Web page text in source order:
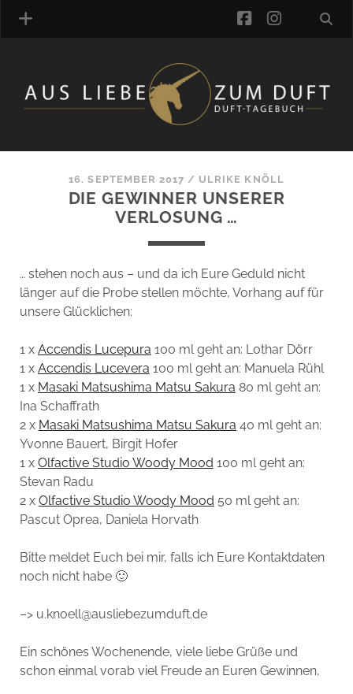
MANUFAKTUREN
DUFTNOTEN
KOMMENTARE
LINK-SAMMLUNG
ARTIKEL-ARCHIV
DAS ALZD-TEAM
facebook
16. SEPTEMBER 2017 / ULRIKE KNÖLL
DIE GEWINNER UNSERER
VERLOSUNG …
… stehen noch aus – und da ich Eure Geduld nicht
länger auf die Probe stellen möchte, Vorhang auf für
unsere Glücklichen:
1 x Accendis Lucepura 100 ml geht an: Lothar Dörr
1 x Accendis Lucevera 100 ml geht an: Manuela Rühl
1 x Masaki Matsushima Matsu Sakura 80 ml geht an:
Ina Schaffrath
2 x Masaki Matsushima Matsu Sakura 40 ml geht an:
Yvonne Bauert, Birgit Hofer
1 x Olfactive Studio Woody Mood 100 ml geht an:
Stevan Radu
2 x Olfactive Studio Woody Mood 50 ml geht an:
Pascut Oprea, Daniela Horvath
Bitte meldet Euch bei mir, falls ich Eure Kontaktdaten
noch nicht habe 🙂
–> u.knoell@ausliebezumduft.de
Ein schönes Wochenende, viele liebe Grüße und
schon einmal vorab viel Freude an Euren Gewinnen,